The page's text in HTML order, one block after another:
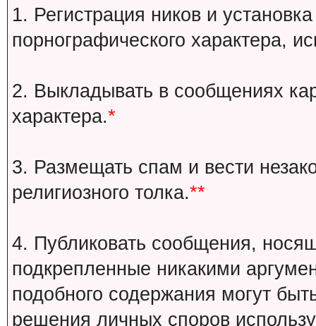
1. Регистрация ников и
порнографического характера,
2. Выкладывать в сообщениях
характера.*
3. Размещать спам и вести
религиозного толка.**
4. Публиковать сообщения,
подкрепленные никакими
подобного содержания могут
решения личных споров